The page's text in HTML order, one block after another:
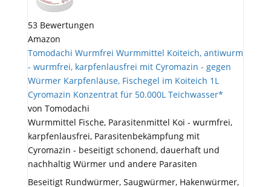
53 Bewertungen
Amazon
Tomodachi Wurmfrei Wurmmittel Koiteich, antiwurm
- wurmfrei, karpfenlausfrei mit Cyromazin - gegen
Würmer Karpfenläuse, Fischegel im Koiteich 1L
Cyromazin Konzentrat für 50.000L Teichwasser*
von Tomodachi
Wurmmittel Fische, Parasitenmittel Koi - wurmfrei,
karpfenlausfrei, Parasitenbekämpfung mit
Cyromazin - beseitigt schonend, dauerhaft und
nachhaltig Würmer und andere Parasiten
Beseitigt Rundwürmer, Saugwürmer, Hakenwürmer,